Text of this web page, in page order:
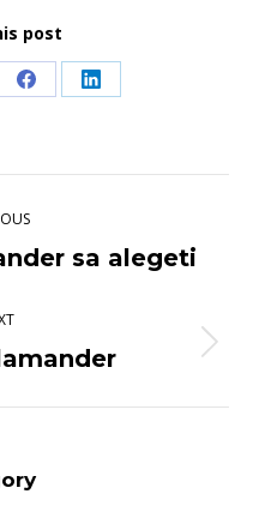
post
Share
Facebook
Share
LinkedIn
sa alegeti